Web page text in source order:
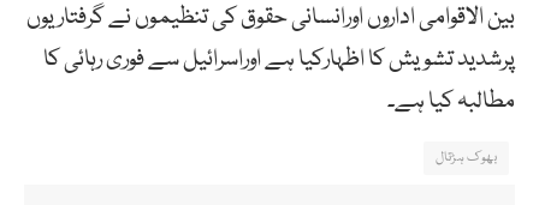
بین الاقوامی اداروں اورانسانی حقوق کی تنظیموں نے گرفتاریوں
پرشدید تشویش کا اظہارکیا ہے اوراسرائیل سے فوری رہائی کا
مطالبہ کیا ہے۔
بھوک ہڑتال